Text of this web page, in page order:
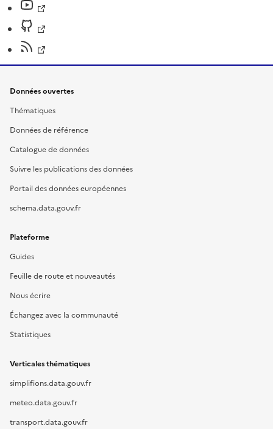
Données ouvertes
Thématiques
Données de référence
Catalogue de données
Suivre les publications des données
Portail des données européennes
schema.data.gouv.fr
Plateforme
Guides
Feuille de route et nouveautés
Nous écrire
Échangez avec la communauté
Statistiques
Verticales thématiques
simplifions.data.gouv.fr
meteo.data.gouv.fr
transport.data.gouv.fr